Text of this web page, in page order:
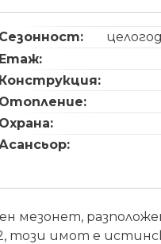
Сезонност:
Етаж:
Конструкция:
Отопление:
Охрана:
мезонет,
този имот е